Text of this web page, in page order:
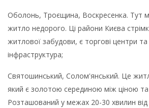
Оболонь, Троєщина, Воскресенка. Тут
житло недорого. Ці райони Києва
житлової забудови, є торгові центри
інфраструктура;
Святошинський, Солом'янський. Це
який є золотою серединою між ціною
Розташований у межах 20-30 хвилин